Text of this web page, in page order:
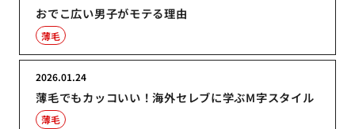
おでこ広い男子がモテる理由
薄毛
薄毛でもカッコいい！海外セレブに学ぶM字スタイル
2026.01.24
薄毛